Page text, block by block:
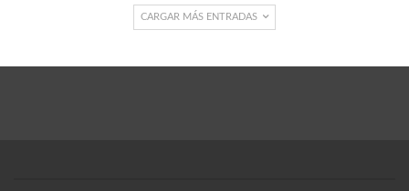
CARGAR MÁS ENTRADAS